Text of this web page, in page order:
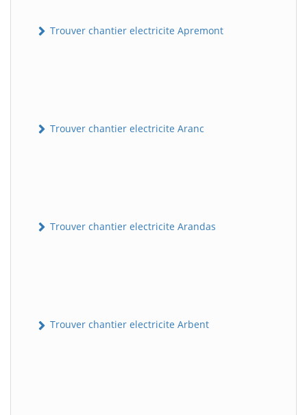
Trouver chantier electricite Apremont
Trouver chantier electricite Aranc
Trouver chantier electricite Arandas
Trouver chantier electricite Arbent